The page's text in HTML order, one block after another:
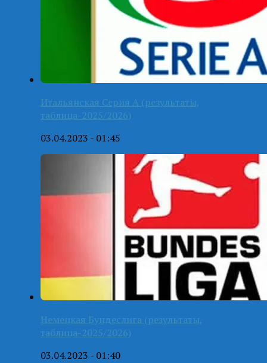
Итальянская Серия А (результаты,
таблица-2025/2026)
03.04.2023 - 01:45
Немецкая Бундеслига (результаты,
таблица-2025/2026)
03.04.2023 - 01:40